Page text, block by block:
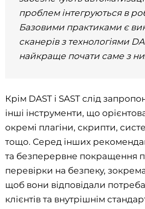
проблем інтегруються в
Базовими практиками є
сканерів з технологіями
найкраще почати саме з
Крім DAST і SAST слід
інші інструменти, що
окремі плагіни, скрипти,
тощо. Серед інших
та безперервне покращення
перевірки на безпеку,
щоб вони відповідали
клієнтів та внутрішнім